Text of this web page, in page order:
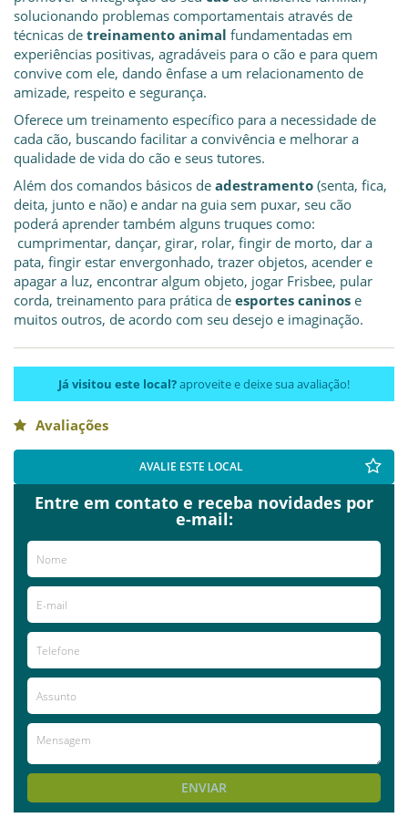
solucionando problemas comportamentais através de
técnicas de treinamento animal fundamentadas em
experiências positivas, agradáveis para o cão e para quem
convive com ele, dando ênfase a um relacionamento de
amizade, respeito e segurança.
Oferece um treinamento específico para a necessidade de
cada cão, buscando facilitar a convivência e melhorar a
qualidade de vida do cão e seus tutores.
Além dos comandos básicos de adestramento (senta, fica,
deita, junto e não) e andar na guia sem puxar, seu cão
poderá aprender também alguns truques como:
cumprimentar, dançar, girar, rolar, fingir de morto, dar a
pata, fingir estar envergonhado, trazer objetos, acender e
apagar a luz, encontrar algum objeto, jogar Frisbee, pular
corda, treinamento para prática de esportes caninos e
muitos outros, de acordo com seu desejo e imaginação.
Já visitou este local?aproveite e deixe sua avaliação!
Avaliações
AVALIE ESTE LOCAL
Entre em contato e receba novidades por
e-mail:
ENVIAR